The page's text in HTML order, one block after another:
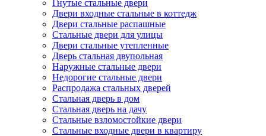
Гнутые стальные двери
Двери входные стальные в коттедж
Двери стальные распашные
Стальные двери для улицы
Двери стальные утепленные
Дверь стальная двупольная
Наружные стальные двери
Недорогие стальные двери
Распродажа стальных дверей
Стальная дверь в дом
Стальная дверь на дачу
Стальные взломостойкие двери
Стальные входные двери в квартиру